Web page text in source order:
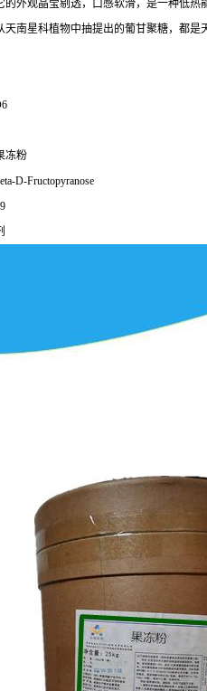
的外观晶莹剔透，口感软滑，是一种低
天南星科植物中抽提出的葡甘聚糖，都是
冻粉
D-Fructopyranose